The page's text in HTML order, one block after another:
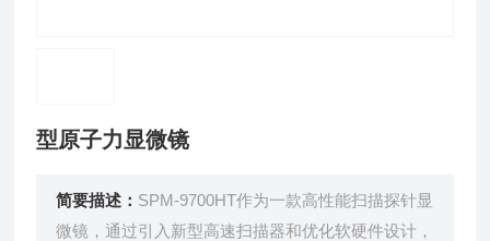
型原子力显微镜
简要描述： SPM-9700HT作为一款高性能扫描探针显
微镜，通过引入新型高速扫描器和优化软硬件设计，